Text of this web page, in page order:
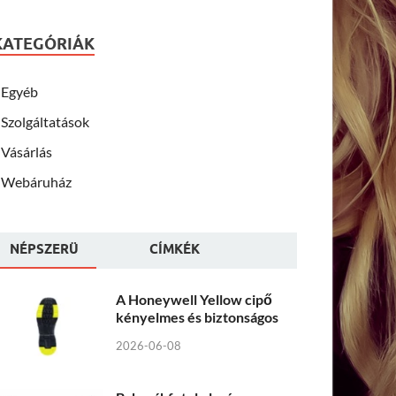
Egyéb
Szolgáltatások
Vásárlás
Webáruház
NÉPSZERÜ CÍMKÉK
A Honeywell Yellow cipő
kényelmes és biztonságos
2026-06-08